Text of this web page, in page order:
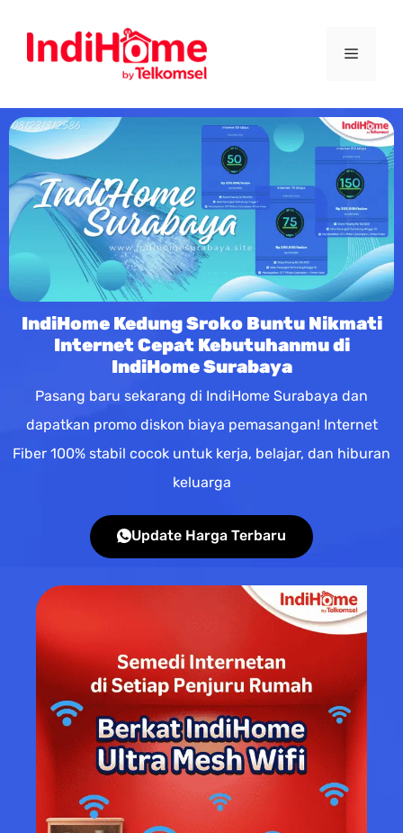
IndiHome Kedung Sroko Buntu Nikmati
Internet Cepat Kebutuhanmu di
IndiHome Surabaya
Pasang baru sekarang di IndiHome Surabaya dan
dapatkan promo diskon biaya pemasangan! Internet
Fiber 100% stabil cocok untuk kerja, belajar, dan hiburan
keluarga
Update Harga Terbaru